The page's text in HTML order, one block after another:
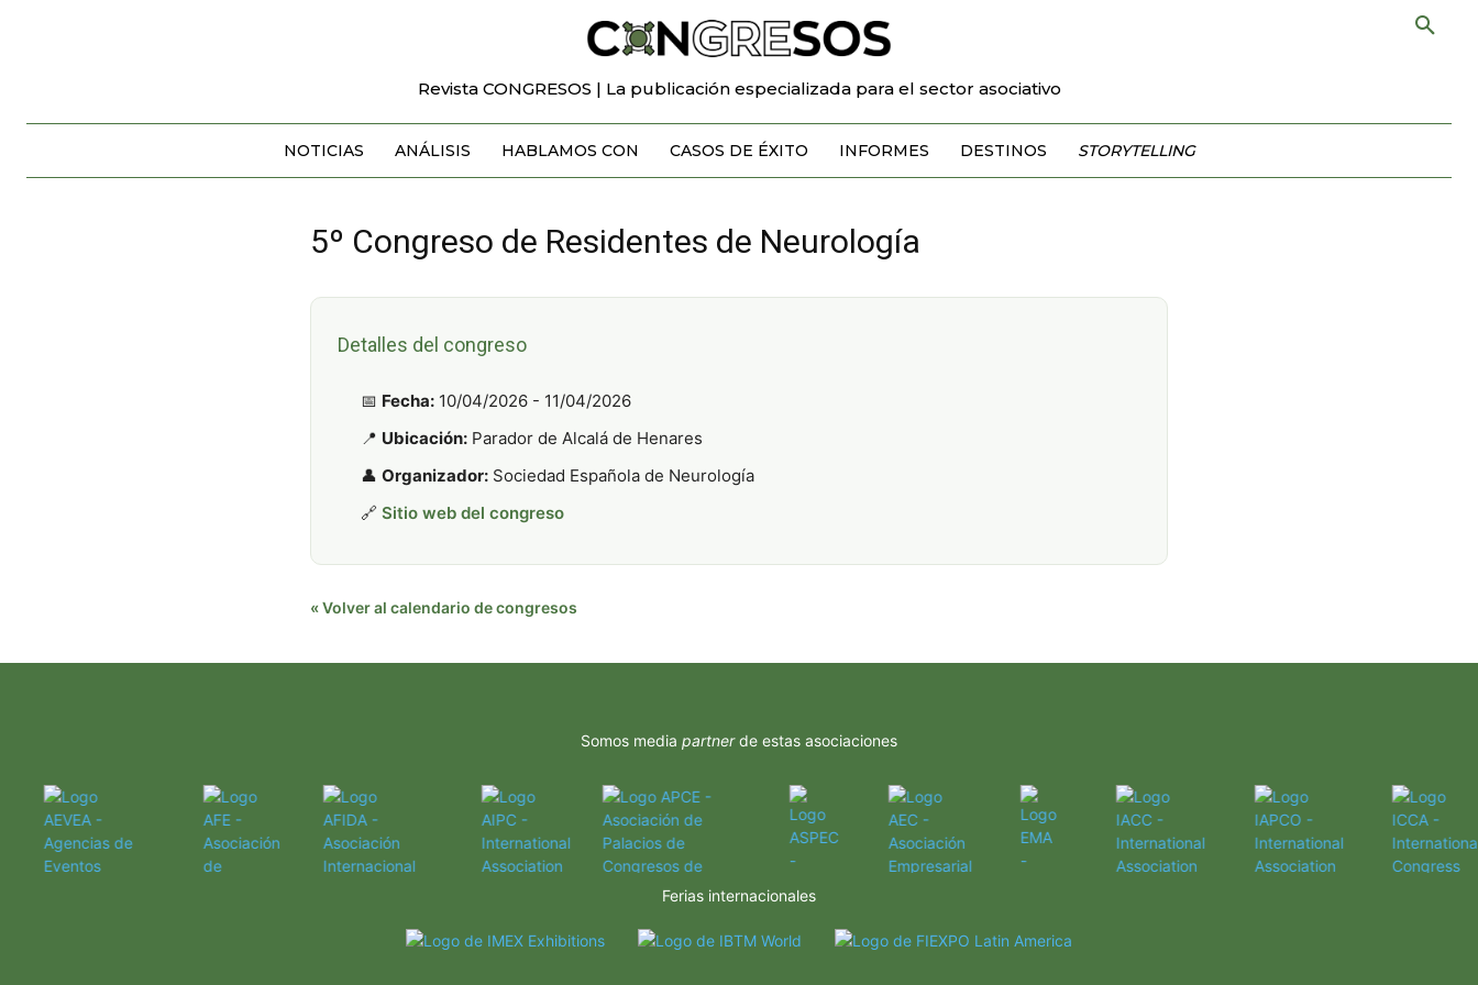
Revista CONGRESOS | La publicación especializada para el sector asociativo
NOTICIAS ANÁLISIS HABLAMOS CON CASOS DE ÉXITO INFORMES DESTINOS STORYTELLING
5º Congreso de Residentes de Neurología
Detalles del congreso
📅 Fecha: 10/04/2026 - 11/04/2026
📍 Ubicación: Parador de Alcalá de Henares
👤 Organizador: Sociedad Española de Neurología
🔗 Sitio web del congreso
« Volver al calendario de congresos
Somos media partnerde estas asociaciones
Ferias internacionales